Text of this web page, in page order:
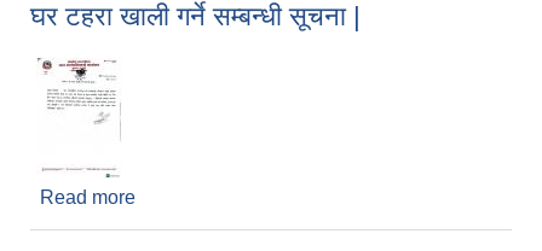
घर टहरा खाली गर्ने सम्बन्धी सूचना |
Read more